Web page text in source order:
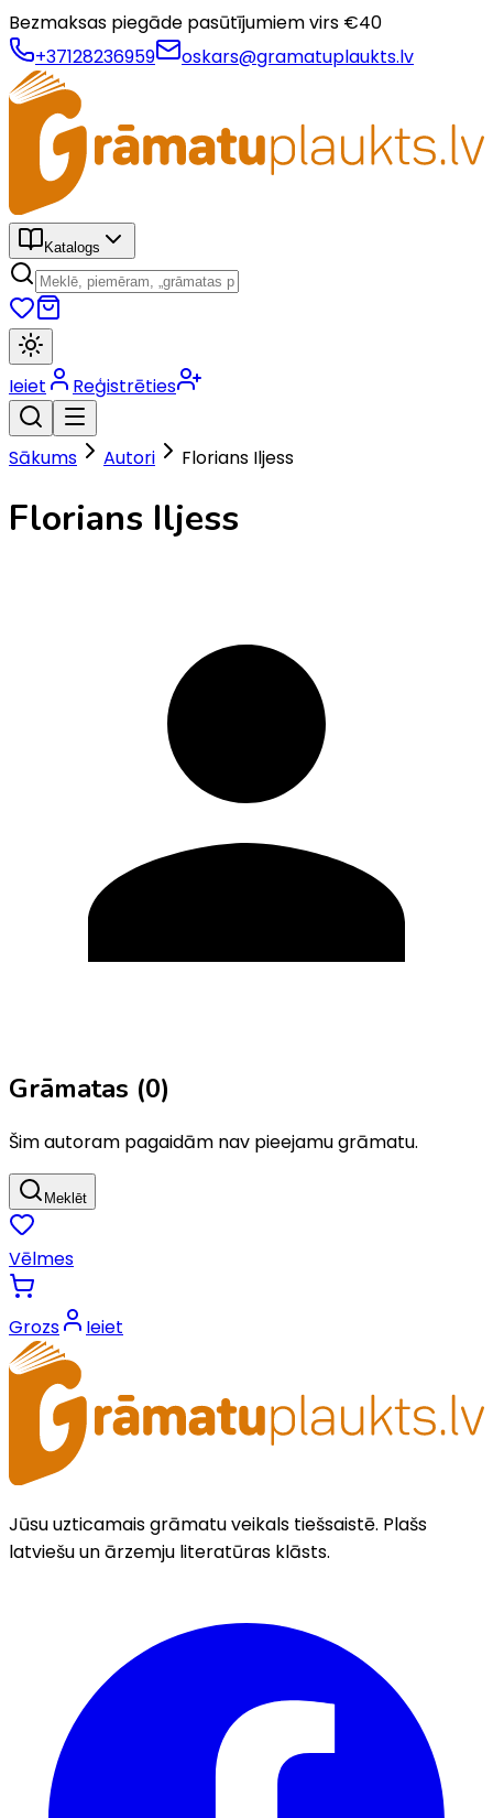
Bezmaksas piegāde pasūtījumiem virs €40
+37128236959
oskars@gramatuplaukts.lv
Katalogs
Ieiet Reģistrēties
Sākums Autori Florians Iljess
Florians Iljess
Grāmatas (0)
Šim autoram pagaidām nav pieejamu grāmatu.
Meklēt
Vēlmes
Grozs Ieiet
Jūsu uzticamais grāmatu veikals tiešsaistē. Plašs
latviešu un ārzemju literatūras klāsts.